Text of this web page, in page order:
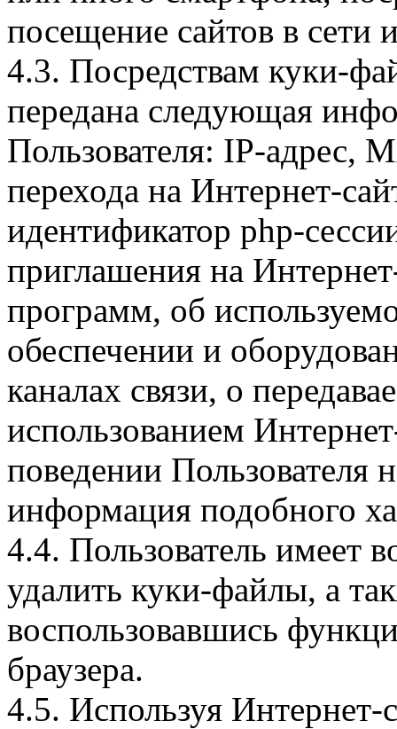
посещение сайтов в сети
4.3. Посредствам куки-
передана следующая
Пользователя: IP-адрес,
перехода на Интернет-
идентификатор php-
приглашения на
программ, об
обеспечении и
каналах связи, о
использованием
поведении Пользователя
информация подобного
4.4. Пользователь имеет
удалить куки-файлы, а
воспользовавшись
браузера.
4.5. Используя Интернет-